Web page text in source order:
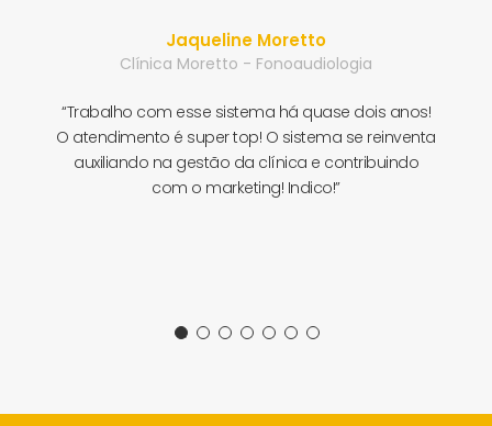
Jaqueline Moretto
Clínica Moretto - Fonoaudiologia
“Trabalho com esse sistema há quase dois anos!
O atendimento é super top! O sistema se reinventa
auxiliando na gestão da clínica e contribuindo
com o marketing! Indico!”